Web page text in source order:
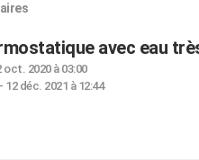
avec eau
oct. 2020 à 03:00
12 déc. 2021 à 12:44